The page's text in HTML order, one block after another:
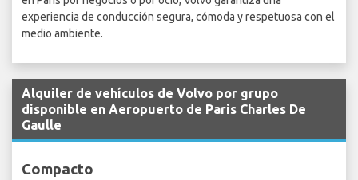
experiencia de conducción segura, cómoda y respetuosa con el
medio ambiente.
Alquiler de vehículos de Volvo por grupo
disponible en Aeropuerto de Paris Charles De
Gaulle
Compacto